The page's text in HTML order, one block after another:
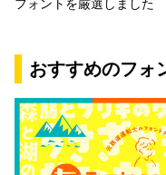
フォントを厳選しました
おすすめのフォ